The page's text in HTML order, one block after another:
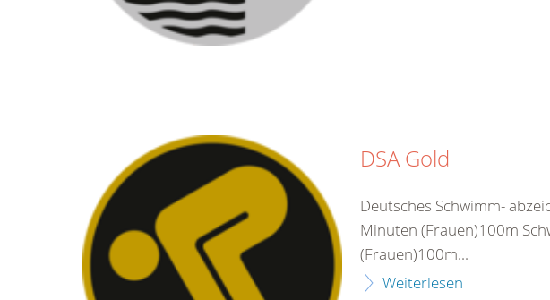
DSA Gold
Deutsches Schwimm-
Minuten (Frauen)100m
(Frauen)100m...
Weiterlesen